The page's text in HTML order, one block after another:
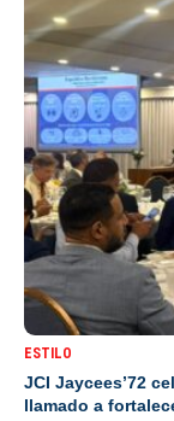
ESTILO
JCI Jaycees’72
llamado a